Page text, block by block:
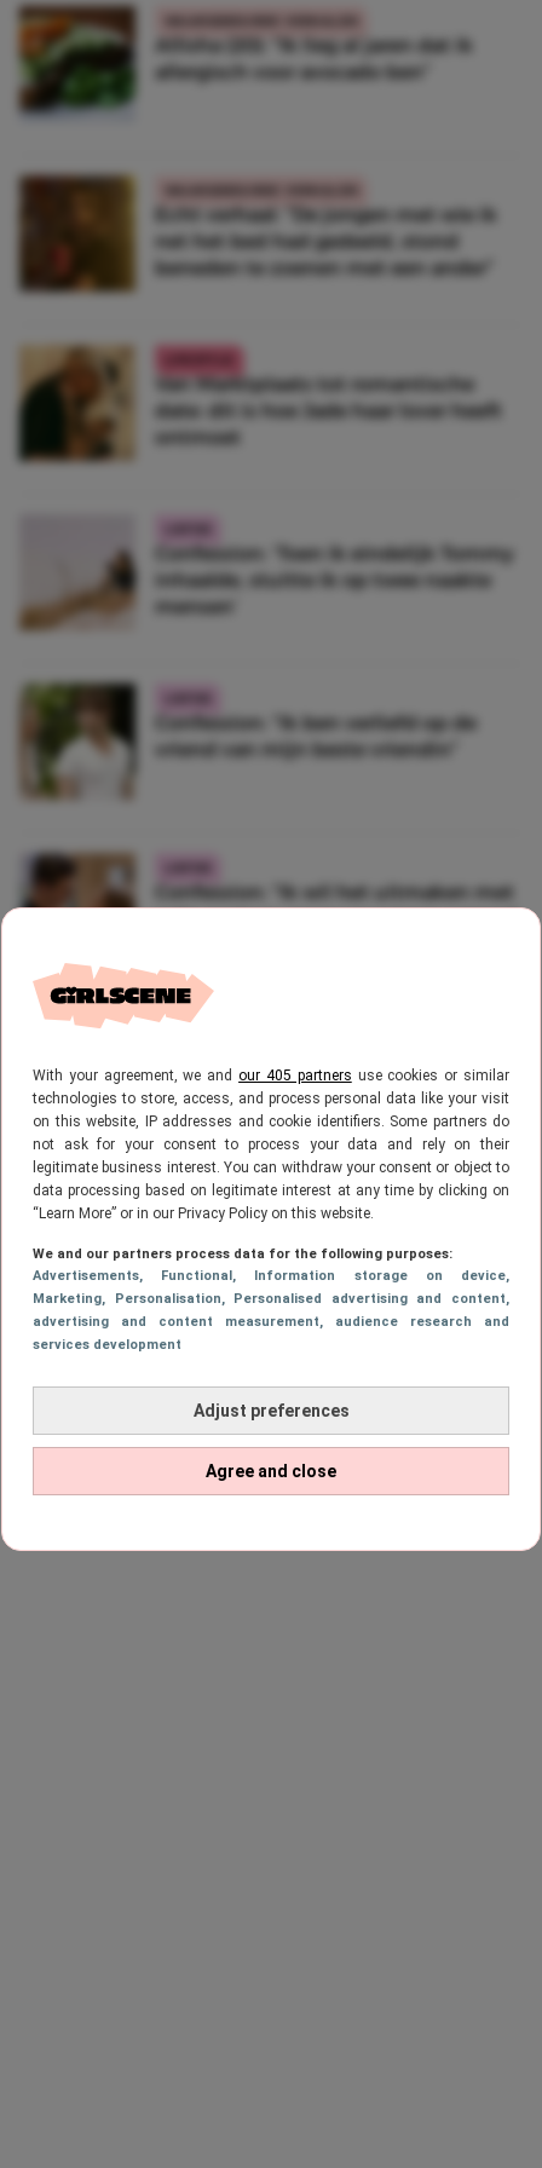
With your agreement, we andour 405 partners use cookies or similar
technologies to store, access, and process personal data like your visit
on this website, IP addresses and cookie identifiers. Some partners do
not ask for your consent to process your data and rely on their
legitimate business interest. You can withdraw your consent or object to
data processing based on legitimate interest at any time by clicking on
“Learn More” or in our Privacy Policy on this website.
We and our partners process data for the following purposes:
Advertisements, Functional , Information storage on device,
Marketing, Personalisation, Personalised advertising and content,
advertising and content measurement, audience research and
services development
Adjust preferences
Agree and close
Allisha (20): “Ik lieg al jaren dat ik
allergisch voor avocado ben”
Echt verhaal: ”De jongen met wie ik
net het bed had gedeeld, stond
beneden te zoenen met een ander”
Van Marktplaats tot romantische
date: dit is hoe Jade haar lover heeft
ontmoet
Confession: ‘Toen ik eindelijk Tommy
inhaalde, stuitte ik op twee naakte
mensen’
Confession: “Ik ben verliefd op de
vriend van mijn beste vriendin”
Confession: “Ik wil het uitmaken met
tegelijk aan het daten’